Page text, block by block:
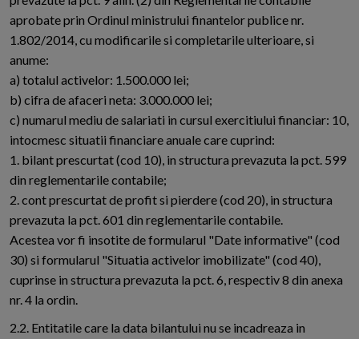
aprobate prin Ordinul ministrului finantelor publice nr.
1.802/2014, cu modificarile si completarile ulterioare, si
anume:
a) totalul activelor: 1.500.000 lei;
b) cifra de afaceri neta: 3.000.000 lei;
c) numarul mediu de salariati in cursul exercitiului financiar: 10,
intocmesc situatii financiare anuale care cuprind:
1. bilant prescurtat (cod 10), in structura prevazuta la pct. 599
din reglementarile contabile;
2. cont prescurtat de profit si pierdere (cod 20), in structura
prevazuta la pct. 601 din reglementarile contabile.
Acestea vor fi insotite de formularul "Date informative" (cod
30) si formularul "Situatia activelor imobilizate" (cod 40),
cuprinse in structura prevazuta la pct. 6, respectiv 8 din anexa
nr. 4 la ordin.
2.2. Entitatile care la data bilantului nu se incadreaza in